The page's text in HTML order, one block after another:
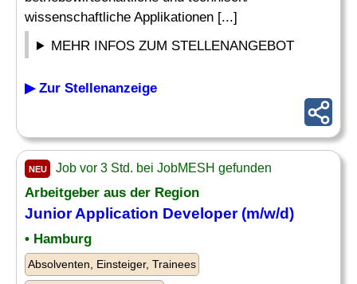
wissenschaftliche Applikationen [...]
MEHR INFOS ZUM STELLENANGEBOT
▶ Zur Stellenanzeige
NEU Job vor 3 Std. bei JobMESH gefunden
Arbeitgeber aus der Region
JuniorApplication Developer(m/w/d)
• Hamburg
Absolventen, Einsteiger, Trainees